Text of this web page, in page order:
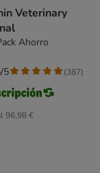
Veterinary
Ahorro
96,98 €
5 (387)